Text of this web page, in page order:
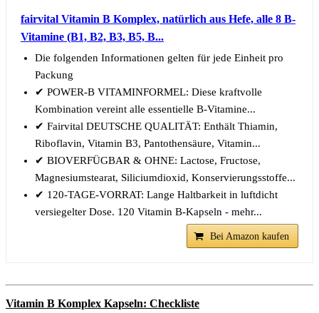
fairvital Vitamin B Komplex, natürlich aus Hefe, alle 8 B-
Vitamine (B1, B2, B3, B5, B...
Die folgenden Informationen gelten für jede Einheit pro
Packung
✔ POWER-B VITAMINFORMEL: Diese kraftvolle
Kombination vereint alle essentielle B-Vitamine...
✔ Fairvital DEUTSCHE QUALITÄT: Enthält Thiamin,
Riboflavin, Vitamin B3, Pantothensäure, Vitamin...
✔ BIOVERFÜGBAR & OHNE: Lactose, Fructose,
Magnesiumstearat, Siliciumdioxid, Konservierungsstoffe...
✔ 120-TAGE-VORRAT: Lange Haltbarkeit in luftdicht
versiegelter Dose. 120 Vitamin B-Kapseln - mehr...
Bei Amazon kaufen
Vitamin B Komplex Kapseln: Checkliste